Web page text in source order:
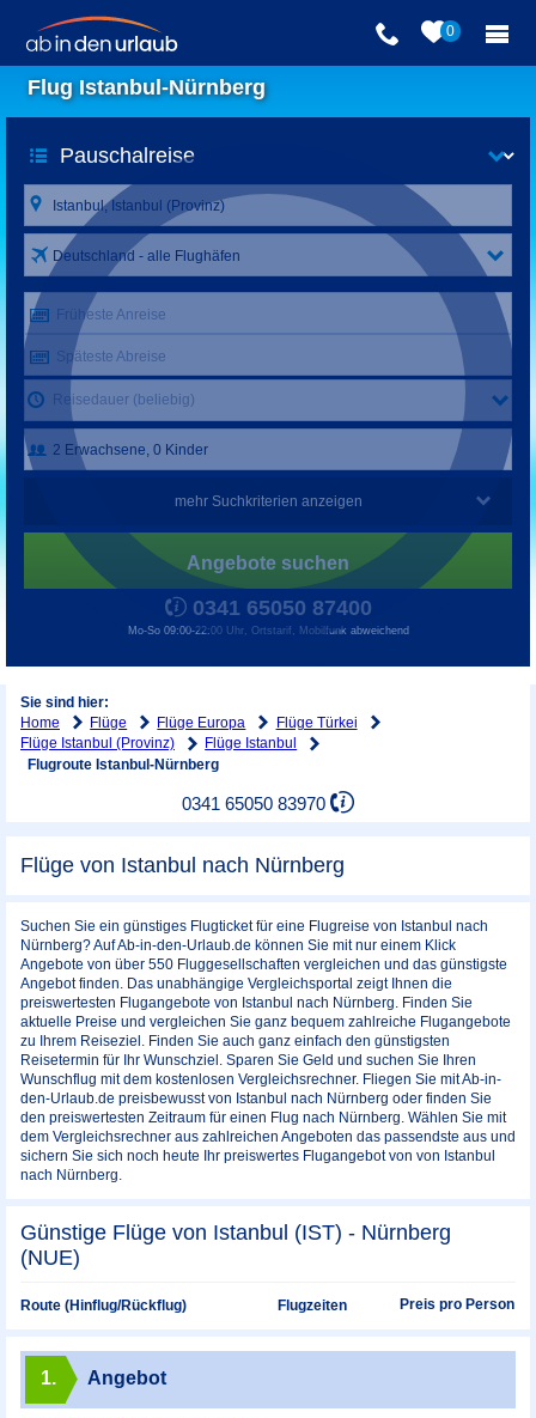
0
Flug Istanbul-Nürnberg
Deutschland - alle Flughäfen
Früheste Anreise
Späteste Abreise
Reisedauer (beliebig)
mehr Suchkriterien anzeigen
Angebote suchen
0341 65050 87400
Mo-So 09:00-22:00 Uhr, Ortstarif, Mobilfunk abweichend
Sie sind hier:
Home
Flüge Flüge Europa
Flüge Türkei
Flüge Istanbul (Provinz)
Flüge Istanbul
Flugroute Istanbul-Nürnberg
0341 65050 83970
Flüge von Istanbul nach Nürnberg
Suchen Sie ein günstiges Flugticket für eine Flugreise von Istanbul nach
Nürnberg? Auf Ab-in-den-Urlaub.de können Sie mit nur einem Klick
Angebote von über 550 Fluggesellschaften vergleichen und das günstigste
Angebot finden. Das unabhängige Vergleichsportal zeigt Ihnen die
preiswertesten Flugangebote von Istanbul nach Nürnberg. Finden Sie
aktuelle Preise und vergleichen Sie ganz bequem zahlreiche Flugangebote
zu Ihrem Reiseziel. Finden Sie auch ganz einfach den günstigsten
Reisetermin für Ihr Wunschziel. Sparen Sie Geld und suchen Sie Ihren
Wunschflug mit dem kostenlosen Vergleichsrechner. Fliegen Sie mit Ab-in-
den-Urlaub.de preisbewusst von Istanbul nach Nürnberg oder finden Sie
den preiswertesten Zeitraum für einen Flug nach Nürnberg. Wählen Sie mit
dem Vergleichsrechner aus zahlreichen Angeboten das passendste aus und
sichern Sie sich noch heute Ihr preiswertes Flugangebot von von Istanbul
nach Nürnberg.
Günstige Flüge von Istanbul (IST) - Nürnberg
(NUE)
Route (Hinflug/Rückflug) Flugzeiten Preis pro Person
1. Angebot